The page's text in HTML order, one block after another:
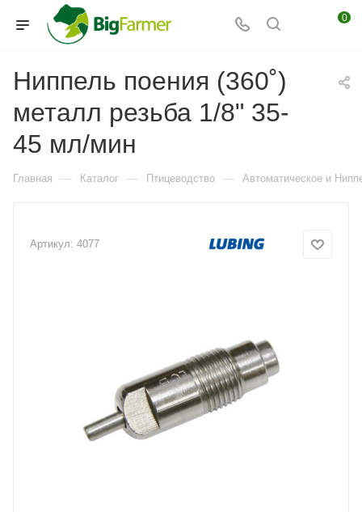
0
Ниппель поения (360˚)
металл резьба 1/8" 35-
45 мл/мин
Главная — Каталог — Птицеводство — Автоматическое и
Артикул: 4077